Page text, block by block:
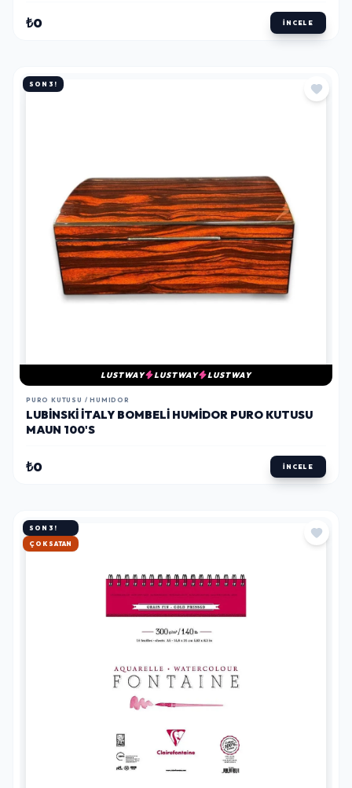
₺0 İNCELE
SON 3!
LUSTWAY LUSTWAY LUSTWAY
PURO KUTUSU / HUMIDOR
LUBINSKI İTALY BOMBELI HUMIDOR PURO KUTUSU
MAUN 100'S
₺0 İNCELE
SON 3!
HIZLI KARGO